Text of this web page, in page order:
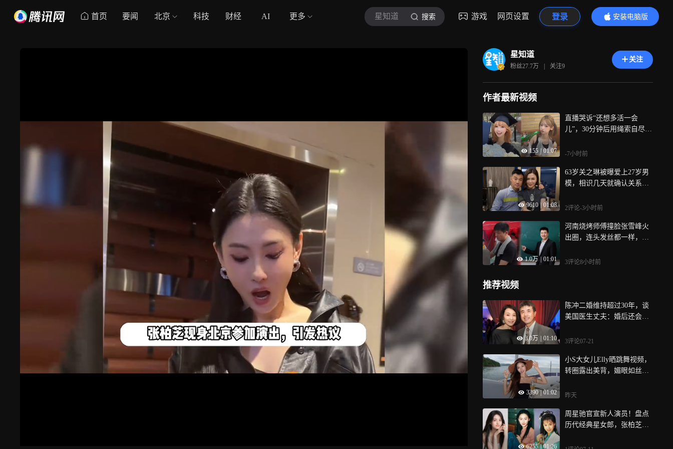
首页 要闻 北京 科技 财经 AI 更多 星知道 搜索 游戏 网页设置 登录
安装电脑版
内容更精彩
星知道
粉丝27.7万 | 关注9
关注
作者最新视频
155 01:07
直播哭诉“还想多活一会
儿”，30分钟后用绳索自尽，
不简单
-7小时前
9610 | 01:08
63岁关之琳被曝爱上27岁男
模，相识几天就确认关系，
2评论-3小时前
1.0万 01:01
河南烧烤师傅撞脸张雪峰火
出圈，连头发丝都一样，喊
3评论8小时前
推荐视频
3.0万 01:10
陈冲二婚维持超过30年，谈
美国医生丈夫：婚后还会再
3评论07-21
3390 01:02
小S大女儿Elly晒跳舞视频，
转圈露出美背，媚眼如丝气
昨天
6255 | 01:26
周星驰官宣新人演员！盘点
历代经典星女郎，张柏芝惊